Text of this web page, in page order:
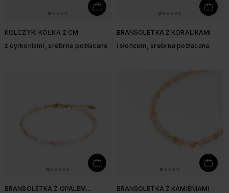
KOLCZYKI KÓŁKA 2 CM
z cyrkoniami, srebrne pozłacane
BRANSOLETKA Z KORALIKAMI
i słońcem, srebrna pozłacana
BRANSOLETKA Z OPALEM
BRANSOLETKA Z KAMIENIAMI